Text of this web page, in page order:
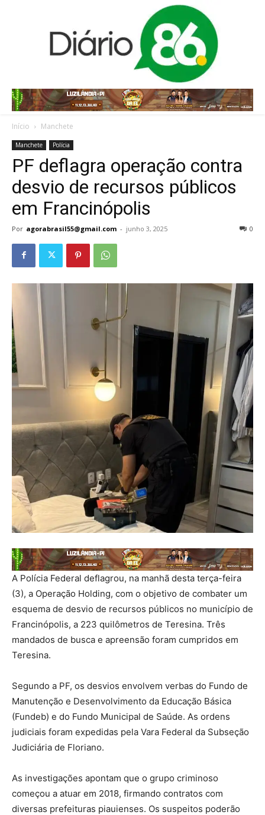
Início Manchete
Manchete Polícia
PF deflagra operação contra
desvio de recursos públicos
em Francinópolis
Por agorabrasil55@gmail.com - junho 3, 2025 0
A Polícia Federal deflagrou, na manhã desta terça-feira
(3), a Operação Holding, com o objetivo de combater um
esquema de desvio de recursos públicos no município de
Francinópolis, a 223 quilômetros de Teresina. Três
mandados de busca e apreensão foram cumpridos em
Teresina.
Segundo a PF, os desvios envolvem verbas do Fundo de
Manutenção e Desenvolvimento da Educação Básica
(Fundeb) e do Fundo Municipal de Saúde. As ordens
judiciais foram expedidas pela Vara Federal da Subseção
Judiciária de Floriano.
As investigações apontam que o grupo criminoso
começou a atuar em 2018, firmando contratos com
diversas prefeituras piauienses. Os suspeitos poderão